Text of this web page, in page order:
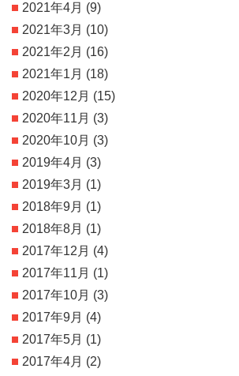
2021年4月 (9)
2021年3月 (10)
2021年2月 (16)
2021年1月 (18)
2020年12月 (15)
2020年11月 (3)
2020年10月 (3)
2019年4月 (3)
2019年3月 (1)
2018年9月 (1)
2018年8月 (1)
2017年12月 (4)
2017年11月 (1)
2017年10月 (3)
2017年9月 (4)
2017年5月 (1)
2017年4月 (2)